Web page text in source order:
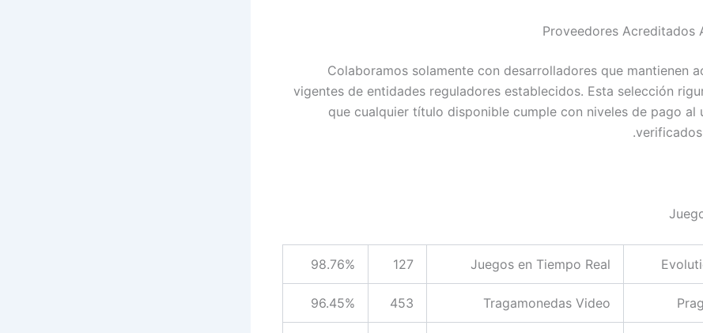
Proveedores Acreditados
Colaboramos solamente con desarrolladores que mantienen
vigentes de entidades reguladores establecidos. Esta selección
que cualquier título disponible cumple con niveles de pago al
Juegos en Tiempo Real
127
98.76%
Tragamonedas Video
453
96.45%